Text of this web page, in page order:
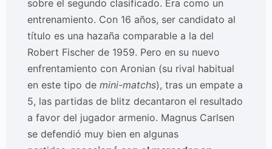
sobre el segundo clasificado. Era como un
entrenamiento. Con 16 años, ser candidato al
título es una hazaña comparable a la del
Robert Fischer de 1959. Pero en su nuevo
enfrentamiento con Aronian (su rival habitual
en este tipo de mini-matchs), tras un empate a
5, las partidas de blitz decantaron el resultado
a favor del jugador armenio. Magnus Carlsen
se defendió muy bien en algunas